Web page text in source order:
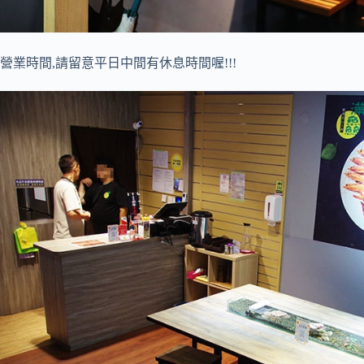
營業時間,請留意平日中間有休息時間喔!!!